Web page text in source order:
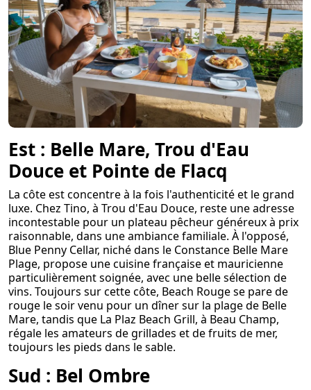
Est : Belle Mare, Trou d'Eau
Douce et Pointe de Flacq
La côte est concentre à la fois l'authenticité et le grand
luxe. Chez Tino, à Trou d'Eau Douce, reste une adresse
incontestable pour un plateau pêcheur généreux à prix
raisonnable, dans une ambiance familiale. À l'opposé,
Blue Penny Cellar, niché dans le Constance Belle Mare
Plage, propose une cuisine française et mauricienne
particulièrement soignée, avec une belle sélection de
vins. Toujours sur cette côte, Beach Rouge se pare de
rouge le soir venu pour un dîner sur la plage de Belle
Mare, tandis que La Plaz Beach Grill, à Beau Champ,
régale les amateurs de grillades et de fruits de mer,
toujours les pieds dans le sable.
Sud : Bel Ombre